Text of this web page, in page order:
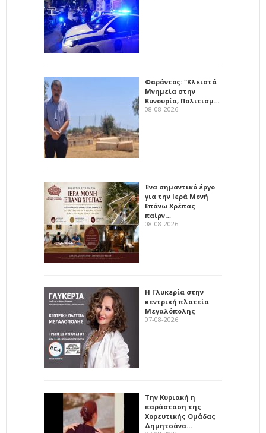
Φαράντος: "Κλειστά
Μνημεία στην
Κυνουρία, Πολιτισμ…
08-08-2026
Ένα σημαντικό έργο
για την Ιερά Μονή
Επάνω Χρέπας
παίρν…
08-08-2026
Η Γλυκερία στην
κεντρική πλατεία
Μεγαλόπολης
07-08-2026
Την Κυριακή η
παράσταση της
Χορευτικής Ομάδας
Δημητσάνα…